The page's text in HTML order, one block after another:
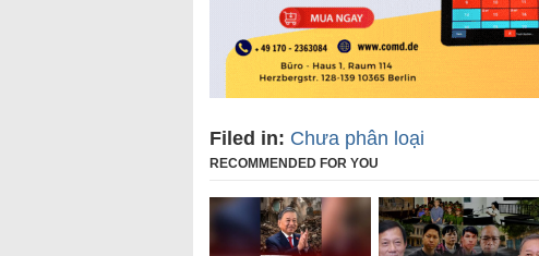
Filed in: Chưa phân loại
RECOMMENDED FOR YOU